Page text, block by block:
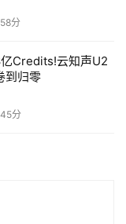
合高带宽、低时
房等高密弹性带
分
Credits!云知声U2
到归零
分